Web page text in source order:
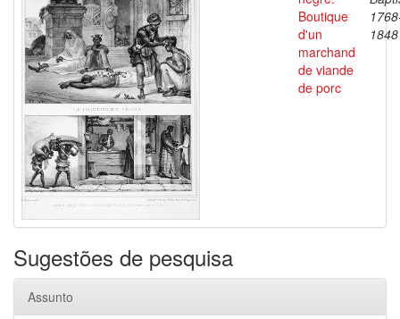
Boutique
d'un
marchand
de viande
de porc
1848
Sugestões de pesquisa
Assunto